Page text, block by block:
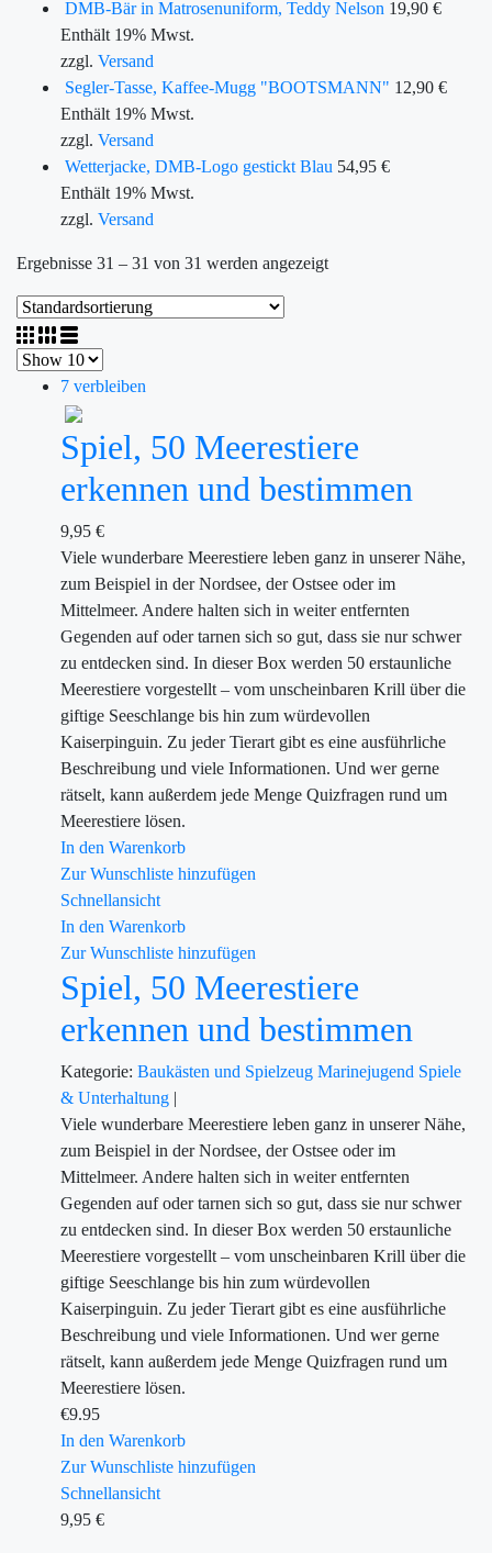
DMB-Bär in Matrosenuniform, Teddy Nelson 19,90 €
Enthält 19% Mwst.
zzgl. Versand
Segler-Tasse, Kaffee-Mugg "BOOTSMANN" 12,90 €
Enthält 19% Mwst.
zzgl. Versand
Wetterjacke, DMB-Logo gestickt Blau 54,95 €
Enthält 19% Mwst.
zzgl. Versand
Ergebnisse 31 – 31 von 31 werden angezeigt
7 verbleiben
Spiel, 50 Meerestiere
erkennen und bestimmen
9,95 €
Viele wunderbare Meerestiere leben ganz in unserer Nähe,
zum Beispiel in der Nordsee, der Ostsee oder im
Mittelmeer. Andere halten sich in weiter entfernten
Gegenden auf oder tarnen sich so gut, dass sie nur schwer
zu entdecken sind. In dieser Box werden 50 erstaunliche
Meerestiere vorgestellt – vom unscheinbaren Krill über die
giftige Seeschlange bis hin zum würdevollen
Kaiserpinguin. Zu jeder Tierart gibt es eine ausführliche
Beschreibung und viele Informationen. Und wer gerne
rätselt, kann außerdem jede Menge Quizfragen rund um
Meerestiere lösen.
In den Warenkorb
Zur Wunschliste hinzufügen
Schnellansicht
In den Warenkorb
Zur Wunschliste hinzufügen
Spiel, 50 Meerestiere
erkennen und bestimmen
Kategorie: Baukästen und Spielzeug Marinejugend Spiele
& Unterhaltung |
Viele wunderbare Meerestiere leben ganz in unserer Nähe,
zum Beispiel in der Nordsee, der Ostsee oder im
Mittelmeer. Andere halten sich in weiter entfernten
Gegenden auf oder tarnen sich so gut, dass sie nur schwer
zu entdecken sind. In dieser Box werden 50 erstaunliche
Meerestiere vorgestellt – vom unscheinbaren Krill über die
giftige Seeschlange bis hin zum würdevollen
Kaiserpinguin. Zu jeder Tierart gibt es eine ausführliche
Beschreibung und viele Informationen. Und wer gerne
rätselt, kann außerdem jede Menge Quizfragen rund um
Meerestiere lösen.
€9.95
In den Warenkorb
Zur Wunschliste hinzufügen
Schnellansicht
9,95 €